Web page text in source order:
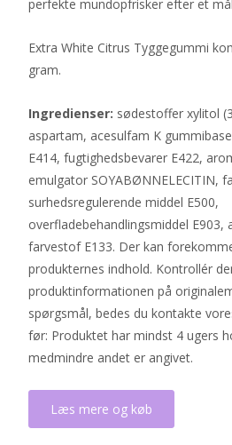
perfekte mundopfrisker efter et
Extra White Citrus Tyggegummi
gram.
Ingredienser: sødestoffer xylitol
aspartam, acesulfam K
E414, fugtighedsbevarer E422,
emulgator SOYABØNNELECITIN,
surhedsregulerende middel E500,
overfladebehandlingsmiddel E903,
farvestof E133. Der kan
produkternes indhold. Kontrollér
produktinformationen på
spørgsmål, bedes du kontakte
før: Produktet har mindst 4 ugers
medmindre andet er angivet.
Læs mere og køb